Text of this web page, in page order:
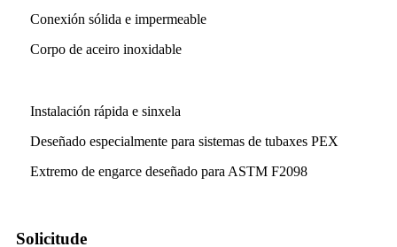
Conexión sólida e impermeable
Corpo de aceiro inoxidable
Instalación rápida e sinxela
Deseñado especialmente para sistemas de tubaxes PEX
Extremo de engarce deseñado para ASTM F2098
Solicitude